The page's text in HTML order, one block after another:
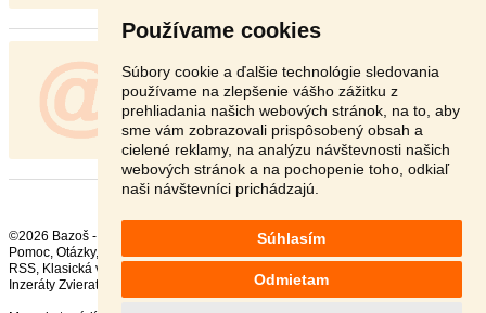
Používame cookies
Súbory cookie a ďalšie technológie sledovania
používame na zlepšenie vášho zážitku z
prehliadania našich webových stránok, na to, aby
sme vám zobrazovali prispôsobený obsah a
cielené reklamy, na analýzu návštevnosti našich
webových stránok a na pochopenie toho, odkiaľ
naši návštevníci prichádzajú.
Súhlasím
Odmietam
kupim velké okruhle balíky sena 2025.
Levice - 935 31
Dohodou
©2026 Bazoš -
Pomoc, Otázky, Hodnotenie
RSS,
Inzeráty Zvieratá celkom:
, za 24 hodín:1343